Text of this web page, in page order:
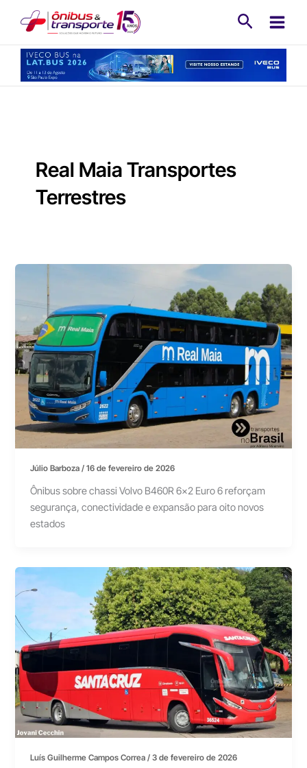
conteúdo
Real Maia Transportes
Terrestres
Júlio Barboza/16 de fevereiro de 2026
Ônibus sobre chassi Volvo B460R 6×2 Euro 6 reforçam
segurança, conectividade e expansão para oito novos
estados
Luís Guilherme Campos Correa/3 de fevereiro de 2026